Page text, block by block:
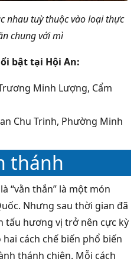
nhau tuỳ thuộc vào loại thực
chung với mì
bật tại Hội An:
Minh Lượng, Cẩm
Chu Trinh, Phường Minh
thánh
“vằn thắn” là một món
Nhưng sau thời gian đã
tấu hương vị trở nên cực kỳ
cách chế biến phổ biến
thánh chiên. Mỗi cách